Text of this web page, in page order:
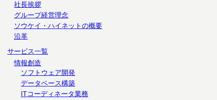
社長挨拶
グループ経営理念
ソウケイ・ハイネットの概要
沿革
サービス一覧
情報創造
ソフトウェア開発
データベース構築
ITコーディネータ業務